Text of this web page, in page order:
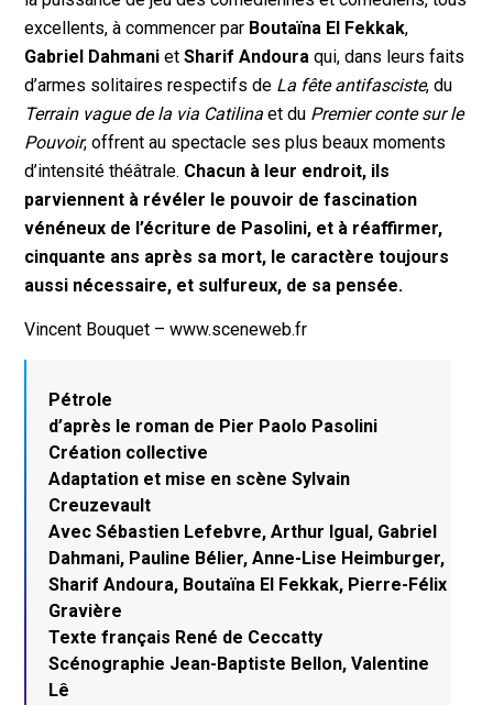
excellents, à commencer par Boutaïna El Fekkak,
Gabriel Dahmani etSharif Andoura qui, dans leurs faits
d’armes solitaires respectifs de La fête antifasciste, du
Terrain vague de la via Catilina et du Premier conte sur le
Pouvoir, offrent au spectacle ses plus beaux moments
d’intensité théâtrale. Chacun à leur endroit, ils
parviennent à révéler le pouvoir de fascination
vénéneux de l’écriture de Pasolini, et à réaffirmer,
cinquante ans après sa mort, le caractère toujours
aussi nécessaire, et sulfureux, de sa pensée.
Vincent Bouquet – www.sceneweb.fr
Pétrole
d’après le roman de Pier Paolo Pasolini
Création collective
Adaptation et mise en scène Sylvain
Creuzevault
Avec Sébastien Lefebvre, Arthur Igual, Gabriel
Dahmani, Pauline Bélier, Anne-Lise Heimburger,
Sharif Andoura, Boutaïna El Fekkak, Pierre-Félix
Gravière
Texte français René de Ceccatty
Scénographie Jean-Baptiste Bellon, Valentine
Lê